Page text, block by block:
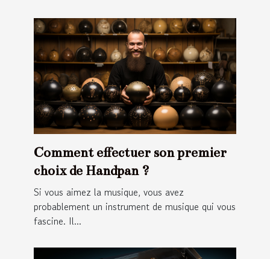
Comment effectuer son premier
choix de Handpan ?
Si vous aimez la musique, vous avez
probablement un instrument de musique qui vous
fascine. Il...